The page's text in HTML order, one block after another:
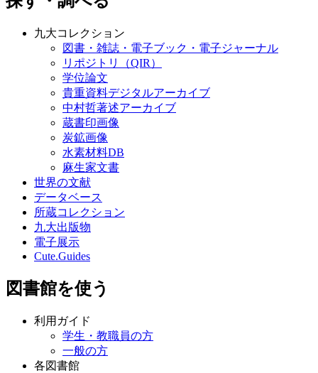
九大コレクション
図書・雑誌・電子ブック・電子ジャーナル
リポジトリ（QIR）
学位論文
貴重資料デジタルアーカイブ
中村哲著述アーカイブ
蔵書印画像
炭鉱画像
水素材料DB
麻生家文書
世界の文献
データベース
所蔵コレクション
九大出版物
電子展示
Cute.Guides
図書館を使う
利用ガイド
学生・教職員の方
一般の方
各図書館